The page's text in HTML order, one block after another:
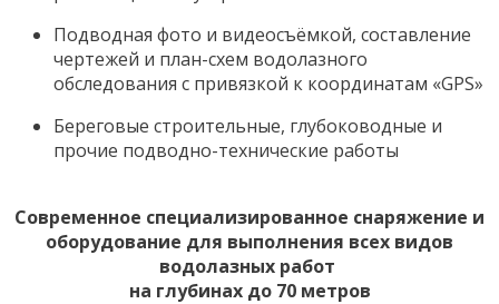
Подводная фото и видеосъёмкой, составление
чертежей и план-схем водолазного
обследования с привязкой к координатам «GPS»
Береговые строительные, глубоководные и
прочие подводно-технические работы
Современное специализированное снаряжение и
оборудование для выполнения всех видов
водолазных работ
на глубинах до 70 метров